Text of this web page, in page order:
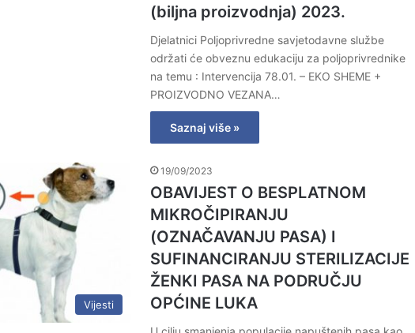
(biljna proizvodnja) 2023.
Djelatnici Poljoprivredne savjetodavne službe
održati će obveznu edukaciju za poljoprivrednike
na temu : Intervencija 78.01. – EKO SHEME +
PROIZVODNO VEZANA…
Saznaj više »
Vijesti
19/09/2023
OBAVIJEST O BESPLATNOM
MIKROČIPIRANJU
(OZNAČAVANJU PASA) I
SUFINANCIRANJU STERILIZACIJE
ŽENKI PASA NA PODRUČJU
OPĆINE LUKA